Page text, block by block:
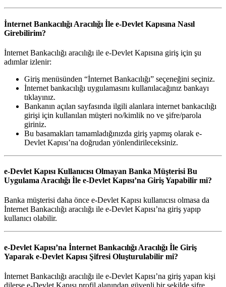
İnternet Bankacılığı Aracılığı İle e-Devlet Kapısına Nasıl
Girebilirim?
İnternet Bankacılığı aracılığı ile e-Devlet Kapısına giriş için şu
adımlar izlenir:
Giriş menüsünden “İnternet Bankacılığı” seçeneğini seçiniz.
İnternet bankacılığı uygulamasını kullanılacağınız bankayı
tıklayınız.
Bankanın açılan sayfasında ilgili alanlara internet bankacılığı
girişi için kullanılan müşteri no/kimlik no ve şifre/parola
giriniz.
Bu basamakları tamamladığınızda giriş yapmış olarak e-
Devlet Kapısı’na doğrudan yönlendirileceksiniz.
e-Devlet Kapısı Kullanıcısı Olmayan Banka Müşterisi Bu
Uygulama Aracılığı İle e-Devlet Kapısı’na Giriş Yapabilir mi?
Banka müşterisi daha önce e-Devlet Kapısı kullanıcısı olmasa da
İnternet Bankacılığı aracılığı ile e-Devlet Kapısı’na giriş yapıp
kullanıcı olabilir.
e-Devlet Kapısı’na İnternet Bankacılığı Aracılığı İle Giriş
Yaparak e-Devlet Kapısı Şifresi Oluşturulabilir mi?
İnternet Bankacılığı aracılığı ile e-Devlet Kapısı’na giriş yapan kişi
dilerse e-Devlet Kapısı profil alanından güvenli bir şekilde şifre